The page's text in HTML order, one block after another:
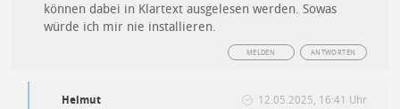
können dabei in Klartext ausgelesen werden. Sowas
würde ich mir nie installieren.
ANTWORTEN
MELDEN
Helmut 12.05.2025, 16:41 Uhr